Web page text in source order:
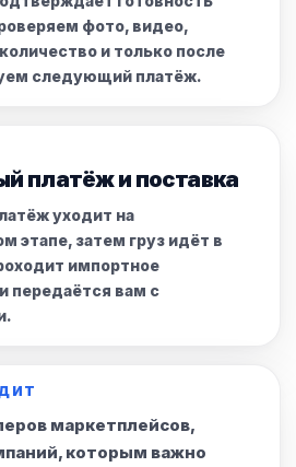
фото, видео,
и только после
следующий платёж.
платёж и поставка
уходит на
этапе, затем груз идёт в
импортное
передаётся вам с
маркетплейсов,
которым важно